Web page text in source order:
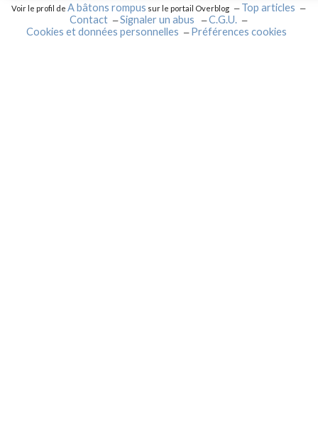
Voir le profil deA bâtons rompus sur le portail Overblog
Top articles
Contact
Signaler un abus
C.G.U.
Cookies et données personnelles
Préférences cookies